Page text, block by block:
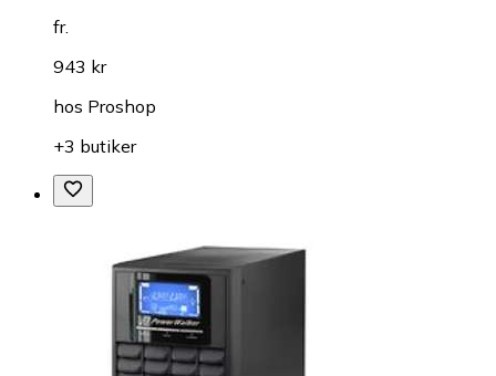
fr.
943 kr
hos Proshop
+3 butiker